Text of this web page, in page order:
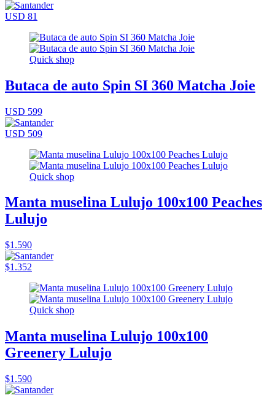
USD 81
Quick shop
Butaca de auto Spin SI 360 Matcha Joie
USD 599
USD 509
Quick shop
Manta muselina Lulujo 100x100 Peaches
Lulujo
$1.590
$1.352
Quick shop
Manta muselina Lulujo 100x100
Greenery Lulujo
$1.590